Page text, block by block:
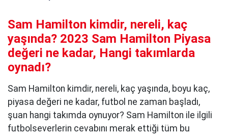
Sam Hamilton kimdir, nereli, kaç
yaşında? 2023 Sam Hamilton Piyasa
değeri ne kadar, Hangi takımlarda
oynadı?
Sam Hamilton kimdir, nereli, kaç yaşında, boyu kaç,
piyasa değeri ne kadar, futbol ne zaman başladı,
şuan hangi takımda oynuyor? Sam Hamilton ile ilgili
futbolseverlerin cevabını merak ettiği tüm bu